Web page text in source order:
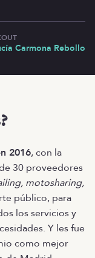
Carmona Rebollo
2016, con la
30 proveedores
motosharing,
público, para
los servicios y
Y les fue
como mejor